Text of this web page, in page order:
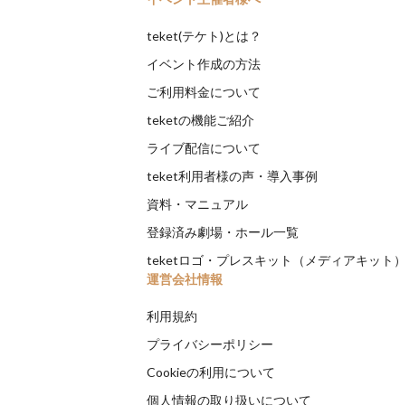
teket(テケト)とは？
イベント作成の方法
ご利用料金について
teketの機能ご紹介
ライブ配信について
teket利用者様の声・導入事例
資料・マニュアル
登録済み劇場・ホール一覧
teketロゴ・プレスキット（メディアキット）
運営会社情報
利用規約
プライバシーポリシー
Cookieの利用について
個人情報の取り扱いについて